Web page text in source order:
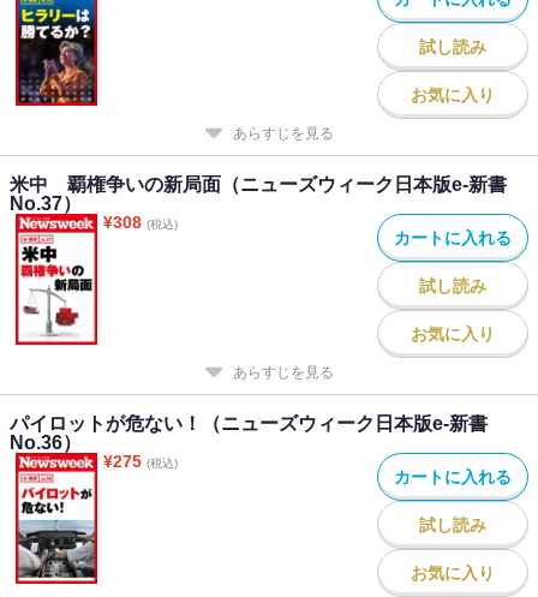
試し読み
お気に入り
あらすじを見る
米中 覇権争いの新局面（ニューズウィーク日本版e-新書
No.37）
¥308 (税込)
カートに入れる
試し読み
お気に入り
あらすじを見る
パイロットが危ない！（ニューズウィーク日本版e-新書
No.36）
¥275 (税込)
カートに入れる
試し読み
お気に入り